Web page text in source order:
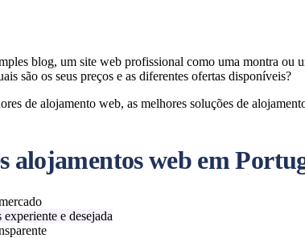
blog, um site web profissional como uma montra ou
são os seus preços e as diferentes ofertas disponíveis?
de alojamento web, as melhores soluções de
alojamentos web em
e desejada